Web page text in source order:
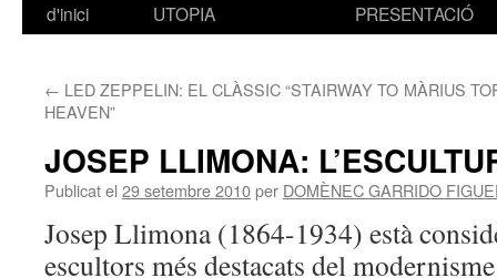
d'inici
UTOPIA
PRESENTACIÓ
← LED ZEPPELIN: EL CLÀSSIC “STAIRWAY TO
HEAVEN”
MÀRIUS
JOSEP LLIMONA:
Publicat el 29 setembre 2010per DOMÈNEC GARRIDO
Josep Llimona (1864-1934) està
escultors més destacats del